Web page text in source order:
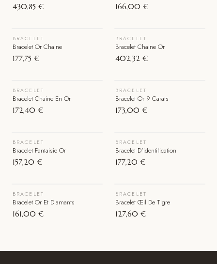
430,85 €
166,00 €
Épuisé
BRACELET
Bracelet Or Chaine
177,75 €
Épuisé
BRACELET
Bracelet Chaine Or
402,32 €
BRACELET
Bracelet Chaine En Or
172,40 €
Épuisé
BRACELET
Bracelet Or 9 Carats
173,00 €
Épuisé
BRACELET
Bracelet Fantaisie Or
157,20 €
BRACELET
Bracelet D'identification
177,20 €
Épuisé
BRACELET
Bracelet Or Et Diamants
161,00 €
Épuisé
BRACELET
Bracelet Œil De Tigre
127,60 €